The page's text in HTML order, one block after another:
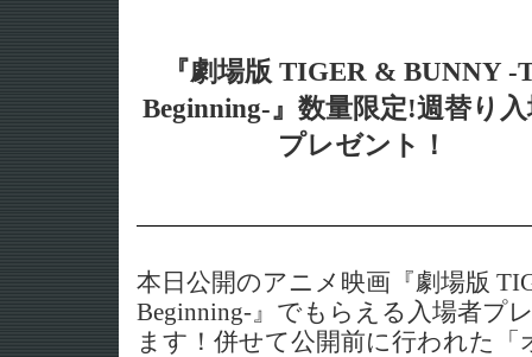
『劇場版 TIGER & BUNNY -
Beginning-』数量限定!週替り
プレゼント！
本日公開のアニメ映画『劇場版
Beginning-』でもらえる入場者プ
ます！併せて公開前に行われた